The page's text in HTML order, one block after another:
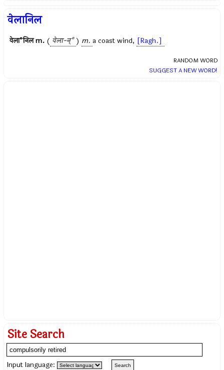
वेलानिल
वेला°निलm. ( वेला-न्°) m. a coast wind, [Ragh.]
RANDOM WORD
SUGGEST A NEW WORD!
Site Search
Input language: